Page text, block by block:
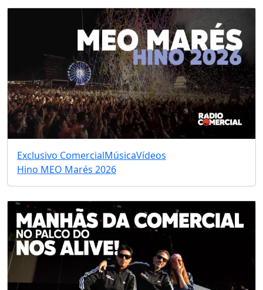
Exclusivo ComercialMúsicaVídeos
Hino MEO Marés 2026